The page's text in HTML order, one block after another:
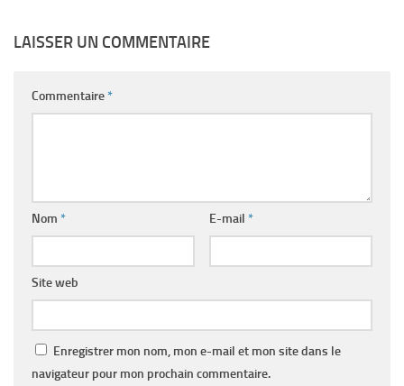
LAISSER UN COMMENTAIRE
Commentaire*
Nom * E-mail *
Site web
Enregistrer mon nom, mon e-mail et mon site dans le
navigateur pour mon prochain commentaire.